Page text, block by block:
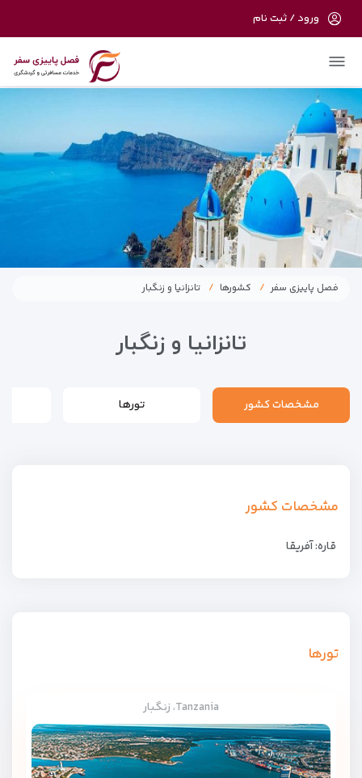
در حال حاضر ارتباط با سرور قطع می باشد لطفا
ورود / ثبت نام
فصل پاییزی سفر کشورها تانزانیا و زنگبار
تانزانیا و زنگبار
مشخصات کشور تورها
مشخصات کشور
قاره: آفریقا
تورها
Tanzania، زنگبار